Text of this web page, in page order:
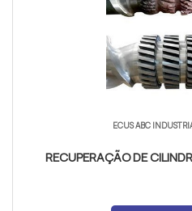
ECUS ABC
RECUPERAÇÃO DE